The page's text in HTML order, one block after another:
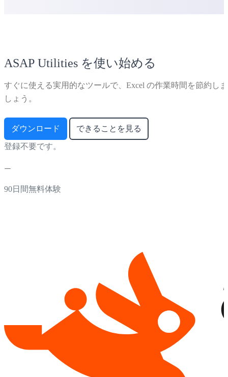
ASAP Utilities を使い始める
すぐに使える実用的なツールで、Excel の作業時間を節約しま
しょう。
ダウンロード できることを見る
登録不要です。
90日間無料体験